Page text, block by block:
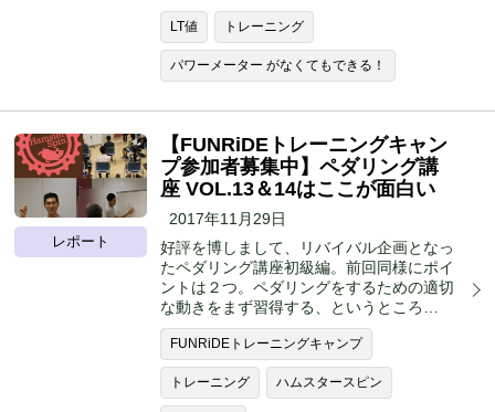
LT値 トレーニング
パワーメーター がなくてもできる！
レポート
【FUNRiDEトレーニングキャン
プ参加者募集中】ペダリング講
座 VOL.13＆14はここが面白い
2017年11月29日
好評を博しまして、リバイバル企画となっ
たペダリング講座初級編。前回同様にポイ
ントは２つ。ペダリングをするための適切
な動きをまず習得する、というところ…
FUNRiDEトレーニングキャンプ
トレーニング ハムスタースピン